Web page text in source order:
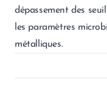
dépassement des
les paramètres
métalliques.